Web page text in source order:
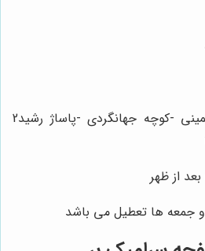
آدرس : تهران- خ امام خمینی -کوچه جهانگردی -پاساژ رشید2